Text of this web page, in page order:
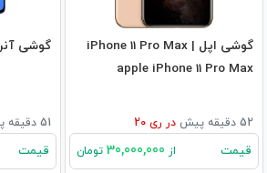
گوشی اپل iPhone 11 Pro Max |
apple iPhone 11 Pro Max
52 دقیقه پیش در ری 20
قیمت از تومان
گوشی آنر X8 | honor X8
51 دقیقه پیش
قیمت